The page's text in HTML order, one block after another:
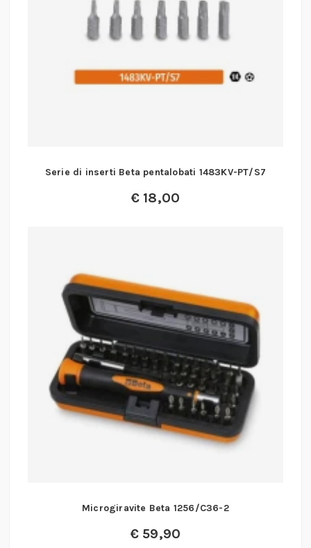
Serie di inserti Beta pentalobati 1483KV-PT/S7
€ 18,00
Microgiravite Beta 1256/C36-2
€ 59,90